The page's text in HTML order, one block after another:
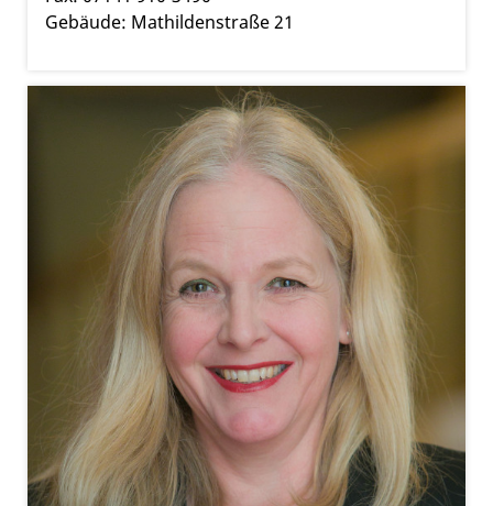
Gebäude: Mathildenstraße 21